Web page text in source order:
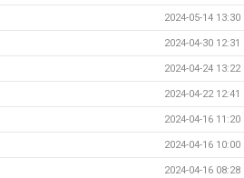
2024-05-14 13:30
2024-04-30 12:31
2024-04-24 13:22
2024-04-22 12:41
2024-04-16 11:20
2024-04-16 10:00
2024-04-16 08:28